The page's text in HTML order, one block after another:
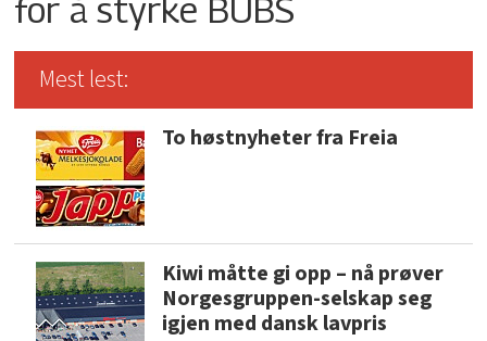
for å styrke BUBS
Mest lest:
To høstnyheter fra Freia
Kiwi måtte gi opp – nå prøver
Norgesgruppen-selskap seg
igjen med dansk lavpris